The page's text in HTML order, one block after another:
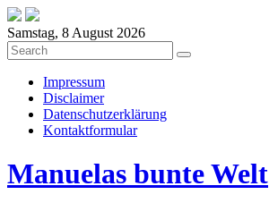
Samstag, 8 August 2026
Impressum
Disclaimer
Datenschutzerklärung
Kontaktformular
Manuelas bunte Welt